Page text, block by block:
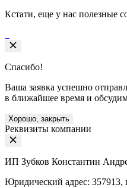
Кстати, еще у нас полезные
Спасибо!
Ваша заявка успешно
в ближайшее время и
Хорошо, закрыть
Реквизиты компании
ИП Зубков Константин
Юридический адрес: 357913,